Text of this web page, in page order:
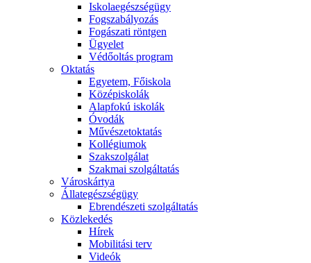
Iskolaegészségügy
Fogszabályozás
Fogászati röntgen
Ügyelet
Védőoltás program
Oktatás
Egyetem, Főiskola
Középiskolák
Alapfokú iskolák
Óvodák
Művészetoktatás
Kollégiumok
Szakszolgálat
Szakmai szolgáltatás
Városkártya
Állategészségügy
Ebrendészeti szolgáltatás
Közlekedés
Hírek
Mobilitási terv
Videók